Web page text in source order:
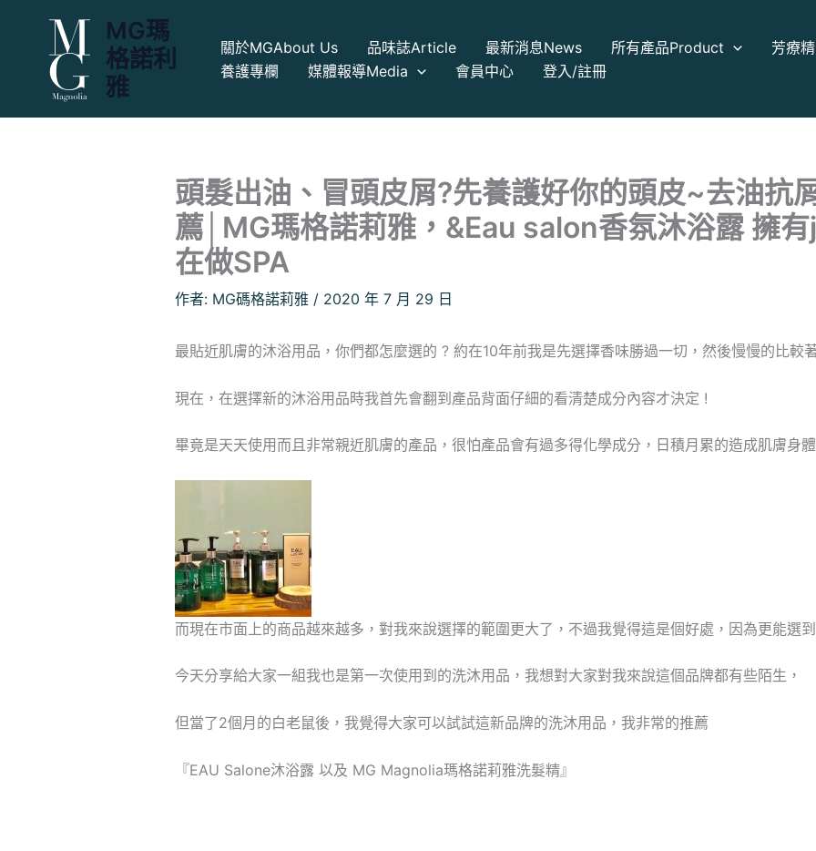
MG瑪
格諾利
雅
關於MGAbout Us 品味誌Article 最新消息News 所有產品Product 芳療
養護專欄
媒體報導Media 會員中心 登入/註冊
頭髮出油、冒頭皮屑?先養護好你的頭皮~去油抗
薦│MG瑪格諾莉雅，&Eau salon香氛沐浴露 擁
在做SPA
作者: MG碼格諾莉雅 / 2020 年 7 月 29 日
最貼近肌膚的沐浴用品，你們都怎麼選的 ? 約在10年前我是先選擇香味勝過一切，然後慢慢的比較
現在，在選擇新的沐浴用品時我首先會翻到產品背面仔細的看清楚成分內容才決定 !
畢竟是天天使用而且非常親近肌膚的產品，很怕產品會有過多得化學成分，日積月累的造成肌膚身
而現在市面上的商品越來越多，對我來說選擇的範圍更大了，不過我覺得這是個好處，因為更能選
今天分享給大家一組我也是第一次使用到的洗沐用品，我想對大家對我來說這個品牌都有些陌生，
但當了2個月的白老鼠後，我覺得大家可以試試這新品牌的洗沐用品，我非常的推薦
『EAU Salone沐浴露 以及 MG Magnolia瑪格諾莉雅洗髮精』